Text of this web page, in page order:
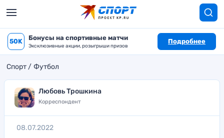
50K Бонусы на спортивные матчи
Эксклюзивные акции, розыгрыши призов
Подробнее
Спорт Футбол
Любовь Трошкина
Корреспондент
08.07.2022